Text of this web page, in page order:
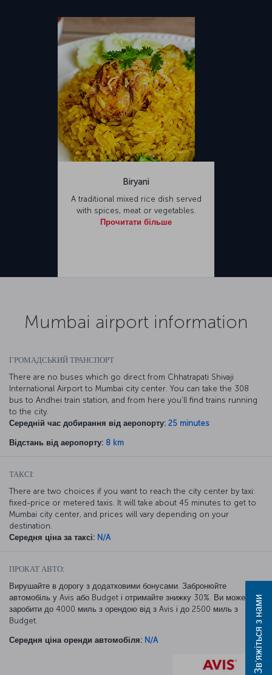
Biryani
A traditional mixed rice dish served
with spices, meat or vegetables.
Прочитати більше
Mumbai airport information
ГРОМАДСЬКИЙ ТРАНСПОРТ
There are no buses which go direct from Chhatrapati Shivaji
International Airport to Mumbai city center. You can take the 308
bus to Andhei train station, and from here you’ll find trains running
to the city.
Середній час добирання від аеропорту: 25 minutes
Відстань від аеропорту: 8 km
ТАКСІ:
There are two choices if you want to reach the city center by taxi:
fixed-price or metered taxis. It will take about 45 minutes to get to
Mumbai city center, and prices will vary depending on your
destination.
Середня ціна за таксі: N/A
ПРОКАТ АВТО:
Вирушайте в дорогу з додатковими бонусами. Забронюйте
автомобіль у Avis або Budget і отримайте знижку 30%. Ви можете
заробити до 4000 миль з орендою від з Avis і до 2500 миль з
Budget.
Середня ціна оренди автомобіля: N/A Зв’яжіться з нами